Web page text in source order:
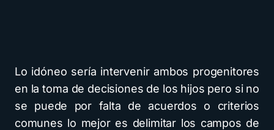
Lo idóneo sería intervenir ambos progenitores
en la toma de decisiones de los hijos pero si no
se puede por falta de acuerdos o criterios
comunes lo mejor es delimitar los campos de